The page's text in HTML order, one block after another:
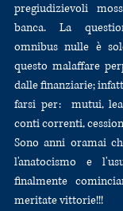
pregiudizievoli
banca. La
omnibus nulle è
questo malaffare
dalle finanziarie;
farsi per:  mutui,
conti correnti,
Sono anni oramai
l'anatocismo e
finalmente
meritate vittorie!!!